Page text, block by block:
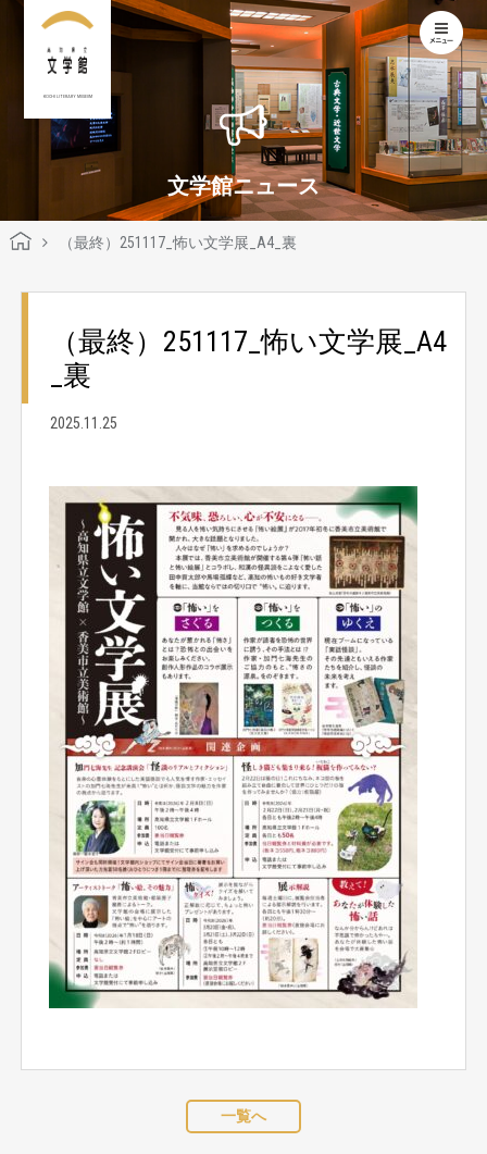
KOCHI LITERARY MUSEUM
文学館ニュース
（最終）251117_怖い文学展_A4_裏
（最終）251117_怖い文学展_A4
_裏
2025.11.25
一覧へ